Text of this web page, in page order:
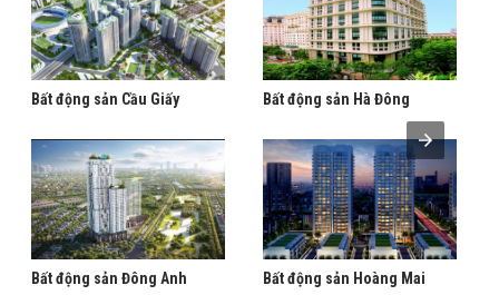
Bất động sản Cầu Giấy
Bất động sản Đông Anh
Bất động sản Hà Đông
Bất động sản Hoàng Mai